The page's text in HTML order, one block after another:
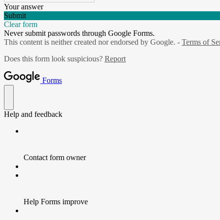
Your answer
Submit
Clear form
Never submit passwords through Google Forms.
This content is neither created nor endorsed by Google. - Terms of
Does this form look suspicious? Report
Forms
Help and feedback
Contact form owner
Help Forms improve